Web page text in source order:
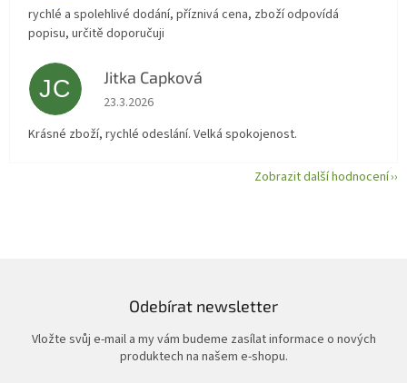
rychlé a spolehlivé dodání, příznivá cena, zboží odpovídá
popisu, určitě doporučuji
JC Jitka Capková
Hodnocení obchodu je 5 z 5 hvězdiček.
23.3.2026
Krásné zboží, rychlé odeslání. Velká spokojenost.
Zobrazit další hodnocení
Odebírat newsletter
Vložte svůj e-mail a my vám budeme zasílat informace o nových
produktech na našem e-shopu.